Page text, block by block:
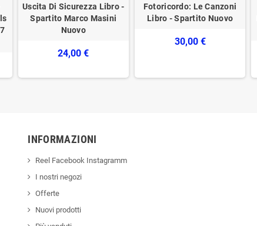
Uscita Di Sicurezza Libro -
Spartito Marco Masini
Nuovo
24,00 €
Fotoricordo: Le Canzoni
Libro - Spartito Nuovo
30,00 €
INFORMAZIONI
Reel Facebook Instagramm
I nostri negozi
Offerte
Nuovi prodotti